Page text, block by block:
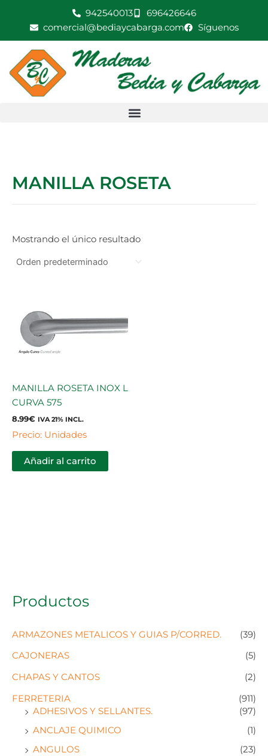
942540013
696426646
comercial@bediaycabarga.com
Síguenos
Productos
ARMAZONES METALICOS Y GUIAS P/CORRED.
(39)
CAJONERAS
(5)
CHAPAS Y CANTOS
(2)
FERRETERIA
(911)
ADHESIVOS Y SELLANTES.
(97)
ANCLAJE QUIMICO
(1)
ANGULOS
(23)
MANILLA ROSETA
Mostrando el único resultado
MANILLA ROSETA INOX L
CURVA 575
8.99€ IVA 21% INCL.
Precio: Unidades
Añadir al carrito